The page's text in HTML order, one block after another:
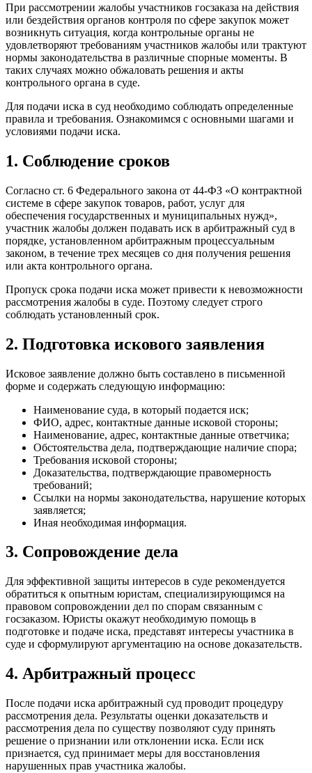
При рассмотрении жалобы участников госзаказа на действия
или бездействия органов контроля по сфере закупок может
возникнуть ситуация, когда контрольные органы не
удовлетворяют требованиям участников жалобы или трактуют
нормы законодательства в различные спорные моменты. В
таких случаях можно обжаловать решения и акты
контрольного органа в суде.
Для подачи иска в суд необходимо соблюдать определенные
правила и требования. Ознакомимся с основными шагами и
условиями подачи иска.
1. Соблюдение сроков
Согласно ст. 6 Федерального закона от 44-ФЗ «О контрактной
системе в сфере закупок товаров, работ, услуг для
обеспечения государственных и муниципальных нужд»,
участник жалобы должен подавать иск в арбитражный суд в
порядке, установленном арбитражным процессуальным
законом, в течение трех месяцев со дня получения решения
или акта контрольного органа.
Пропуск срока подачи иска может привести к невозможности
рассмотрения жалобы в суде. Поэтому следует строго
соблюдать установленный срок.
2. Подготовка искового заявления
Исковое заявление должно быть составлено в письменной
форме и содержать следующую информацию:
Наименование суда, в который подается иск;
ФИО, адрес, контактные данные исковой стороны;
Наименование, адрес, контактные данные ответчика;
Обстоятельства дела, подтверждающие наличие спора;
Требования исковой стороны;
Доказательства, подтверждающие правомерность
требований;
Ссылки на нормы законодательства, нарушение которых
заявляется;
Иная необходимая информация.
3. Сопровождение дела
Для эффективной защиты интересов в суде рекомендуется
обратиться к опытным юристам, специализирующимся на
правовом сопровождении дел по спорам связанным с
госзаказом. Юристы окажут необходимую помощь в
подготовке и подаче иска, представят интересы участника в
суде и сформулируют аргументацию на основе доказательств.
4. Арбитражный процесс
После подачи иска арбитражный суд проводит процедуру
рассмотрения дела. Результаты оценки доказательств и
рассмотрения дела по существу позволяют суду принять
решение о признании или отклонении иска. Если иск
признается, суд принимает меры для восстановления
нарушенных прав участника жалобы.